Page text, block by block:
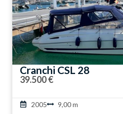
Cranchi CSL 28
39.500 €
2005 9,00 m